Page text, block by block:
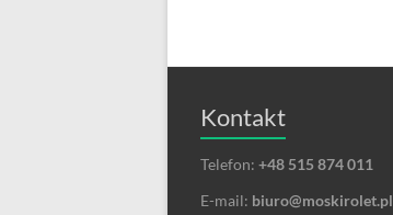
Kontakt
Telefon: +48 515 874 011
E-mail: biuro@moskirolet.pl